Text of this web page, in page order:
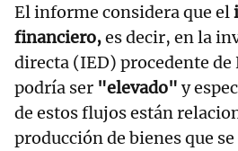
El informe considera que el
financiero,es decir, en la
directa (IED) procedente de
podría ser "elevado" y
de estos flujos están
producción de bienes que